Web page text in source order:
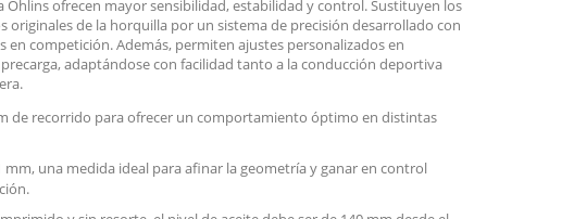
Öhlins ofrecen mayor sensibilidad, estabilidad y control. Sustituyen los
originales de la horquilla por un sistema de precisión desarrollado con
en competición. Además, permiten ajustes personalizados en
adaptándose con facilidad tanto a la conducción deportiva
de recorrido para ofrecer un comportamiento óptimo en distintas
una medida ideal para afinar la geometría y ganar en control